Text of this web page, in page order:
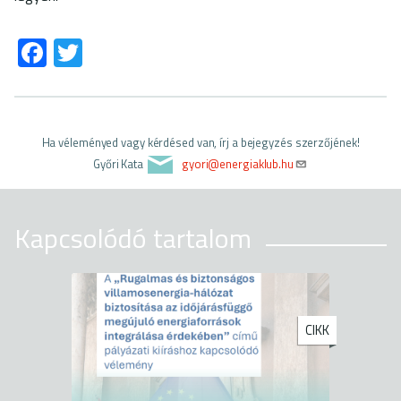
Fa
ce
b
o
tt
er
Ha véleményed vagy kérdésed van, írj a bejegyzés szerzőjének!
Győri Kata
gyori@energiaklub.hu
Kapcsolódó tartalom
CIKK